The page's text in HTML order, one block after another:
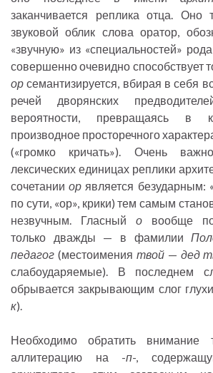
заканчивается реплика отца. Оно
звуковой облик слова оратор,
«звучную» из «специальностей»
совершенно очевидно способствует
ор семантизируется, вбирая в себя
речей дворянских
вероятности, превращаясь в
производное просторечного
(«громко кричать»). Очень
лексических единицах реплики
сочетанииор является безударным:
по сути, «ор», крики) тем самым
незвучным. Гласный о вообще
только дважды — в фамилии
педагог (местоимения твой— дед
слабоударяемые). В последнем
обрывается закрывающим слог
к).
Необходимо обратить
аллитерацию на -п-,